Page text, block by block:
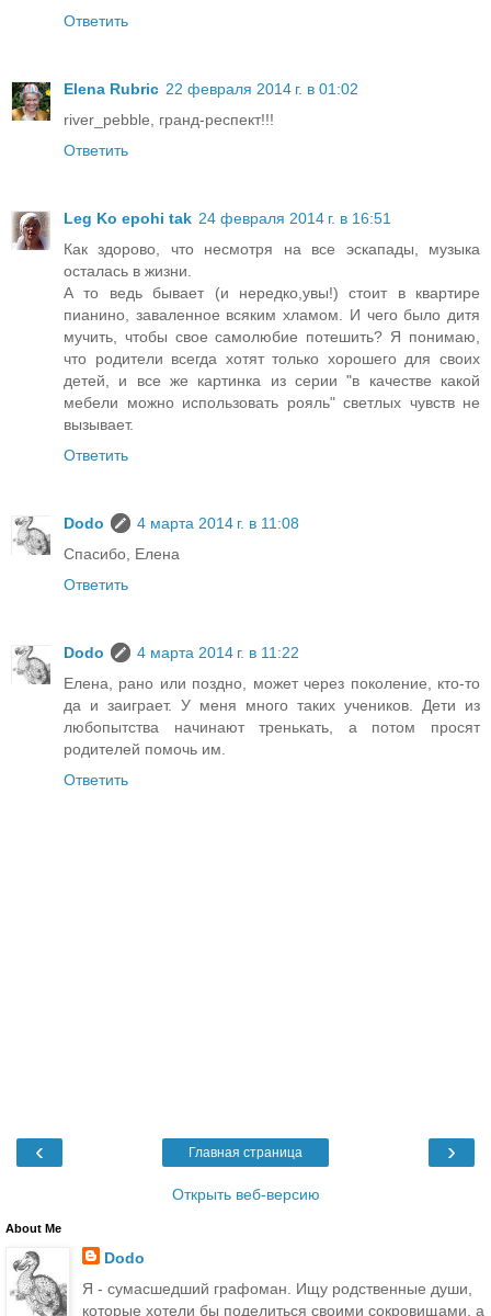
Ответить
Elena Rubric 22 февраля 2014 г. в 01:02
river_pebble, гранд-респект!!!
Ответить
Leg Ko epohi tak 24 февраля 2014 г. в 16:51
Как здорово, что несмотря на все эскапады, музыка
осталась в жизни.
А то ведь бывает (и нередко,увы!) стоит в квартире
пианино, заваленное всяким хламом. И чего было дитя
мучить, чтобы свое самолюбие потешить? Я понимаю,
что родители всегда хотят только хорошего для своих
детей, и все же картинка из серии "в качестве какой
мебели можно использовать рояль" светлых чувств не
вызывает.
Ответить
Dodo
4 марта 2014 г. в 11:08
Спасибо, Елена
Ответить
Dodo
4 марта 2014 г. в 11:22
Елена, рано или поздно, может через поколение, кто-то
да и заиграет. У меня много таких учеников. Дети из
любопытства начинают тренькать, а потом просят
родителей помочь им.
Ответить
‹ ›
Главная страница
Открыть веб-версию
About Me
Dodo
Я - сумасшедший графоман. Ищу родственные души,
которые хотели бы поделиться своими сокровищами, а